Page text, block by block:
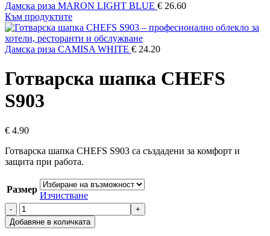
Дамска риза MARON LIGHT BLUE € 26.60
Към продуктите
Дамска риза CAMISA WHITE € 24.20
Готварска шапка CHEFS
S903
€ 4.90
Готварска шапка CHEFS S903 са създадени за комфорт и
защита при работа.
Размер
Изчистване
количество
за
Готварска
Добавяне в количката